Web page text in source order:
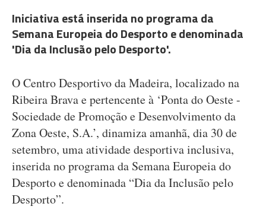
Iniciativa está inserida no programa da
Semana Europeia do Desporto e denominada
'Dia da Inclusão pelo Desporto'.
O Centro Desportivo da Madeira, localizado na
Ribeira Brava e pertencente à ‘Ponta do Oeste -
Sociedade de Promoção e Desenvolvimento da
Zona Oeste, S.A.’, dinamiza amanhã, dia 30 de
setembro, uma atividade desportiva inclusiva,
inserida no programa da Semana Europeia do
Desporto e denominada “Dia da Inclusão pelo
Desporto”.